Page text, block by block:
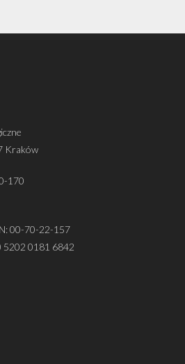
Kraków
170
00-70-22-157
5202 0181 6842